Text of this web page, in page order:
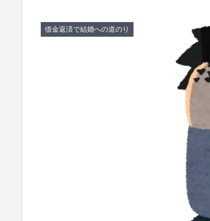
借金返済で結婚への道のり